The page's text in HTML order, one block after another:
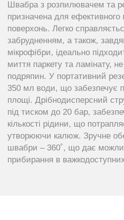
Швабра з розпилювачем та
призначена для ефективного
поверхонь. Легко
забрудненням, а також,
мікрофібри, ідеально
миття паркету та ламінату,
подряпин. У портативний
350 мл води, що забезпечує
площі. Дрібнодисперсний
під тиском до 20 бар,
кількості рідини, що
утворюючи калюж. Зручне
швабри – 360˚, що дає
прибирання в